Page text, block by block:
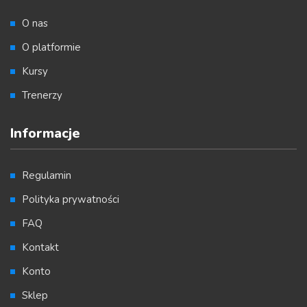
O nas
O platformie
Kursy
Trenerzy
Informacje
Regulamin
Polityka prywatności
FAQ
Kontakt
Konto
Sklep